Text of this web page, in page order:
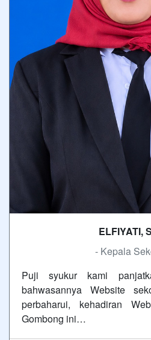
ELFIYATI,
- Kepala
Puji syukur kami
bahwasannya Website
perbaharui, kehadiran
Gombong ini…